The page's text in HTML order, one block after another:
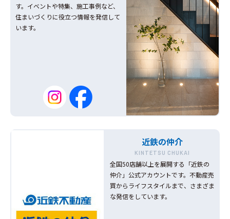
す。イベントや特集、施工事例など、
住まいづくりに役立つ情報を発信して
います。
近鉄の仲介
KINTETSU CHUKAI
全国50店舗以上を展開する「近鉄の
仲介」公式アカウントです。不動産売
買からライフスタイルまで、さまざま
な発信をしています。